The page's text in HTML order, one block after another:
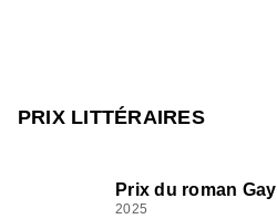
PRIX LITTÉRAIRES
Prix du roman Gay
2025